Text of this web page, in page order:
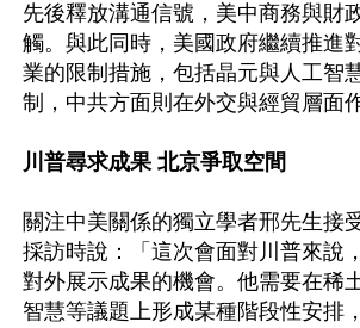
先後釋放溝通信號，美中商務與財
觸。與此同時，美國政府繼續推進
業的限制措施，包括晶元與人工智
制，中共方面則在外交與經貿層面
川普尋求成果 北京爭取空間
關注中美關係的獨立學者邢先生接
採訪時說：「這次會面對川普來說
對外展示成果的機會。他需要在稀
智慧等議題上形成某種階段性安排